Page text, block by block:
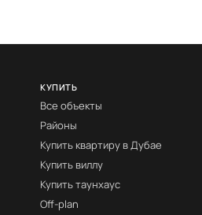
КУПИТЬ
Все объекты
Районы
Купить квартиру в Дубае
Купить виллу
Купить таунхаус
Off-plan